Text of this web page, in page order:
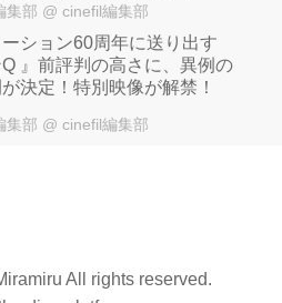
集部 @ cinefil編集部
ション60周年に送り出す
Q 』前評判の高さに、異例の
決定！特別映像が解禁！
集部 @ cinefil編集部
All rights reserved.